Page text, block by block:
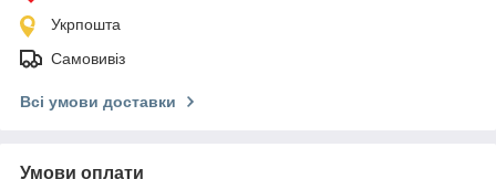
Укрпошта
Самовивіз
Всі умови доставки
Умови оплати